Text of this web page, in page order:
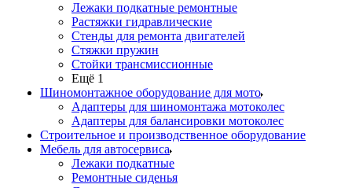
Лежаки подкатные ремонтные
Растяжки гидравлические
Стенды для ремонта двигателей
Стяжки пружин
Стойки трансмиссионные
Ещё 1
Шиномонтажное оборудование для мото
Адаптеры для шиномонтажа мотоколес
Адаптеры для балансировки мотоколес
Строительное и производственное оборудование
Мебель для автосервиса
Лежаки подкатные
Ремонтные сиденья